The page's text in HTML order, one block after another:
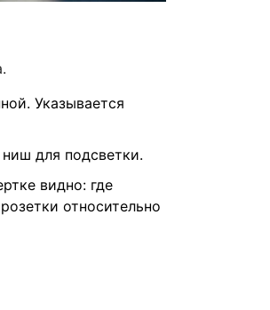
Указывается
для подсветки.
видно: где
относительно